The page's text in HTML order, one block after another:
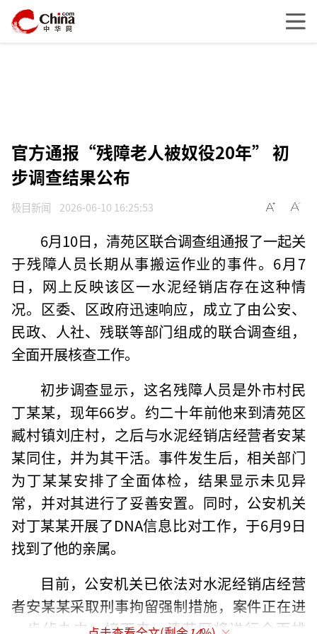
官方通报“残障老人被奴役20年” 初
步调查结果公布
极目新闻 2026-06-10 16:25:53
6月10日，清苑区联合调查组通报了一起关
于残障人员长期从事搬运作业的事件。6月7
日，网上反映该区一水泥经销店存在这种情
况。区委、区政府迅速响应，成立了由公安、
民政、人社、残联等部门组成的联合调查组，
全面开展核查工作。
初步调查显示，这名残障人员是外市村民
丁某某，现年66岁。约二十年前他来到清苑区
臧村镇刘庄村，之后与水泥经销店经营者安某
某同住，并为其干活。事件发生后，相关部门
为丁某某安排了全面体检，结果显示未见异
常，并对其进行了妥善安置。同时，公安机关
对丁某某开展了DNA信息比对工作，于6月9日
找到了他的亲属。
目前，公安机关已依法对水泥经销店经营
者安某某采取刑事拘留强制措施，案件正在进
一步侦办中。接下来，清苑区将进行全面排